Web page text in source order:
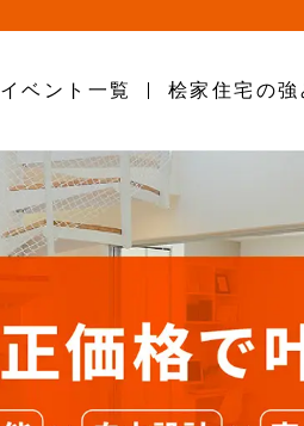
イベント一覧 桧家住宅の強